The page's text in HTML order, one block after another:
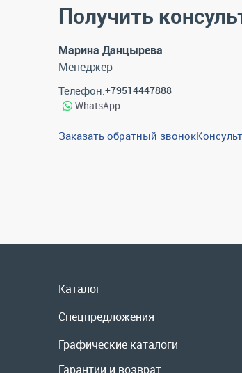
Получить
Марина Данцырева
Менеджер
Телефон:+79514447888
WhatsApp
Заказать обратный звонок
Каталог
Гарантии и возврат
Скидки